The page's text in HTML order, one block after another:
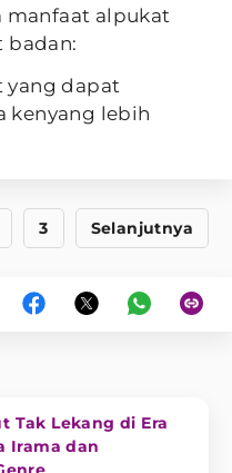
manfaat alpukat
badan:
yang dapat
kenyang lebih
3 Selanjutnya
Tak Lekang di Era
Irama dan